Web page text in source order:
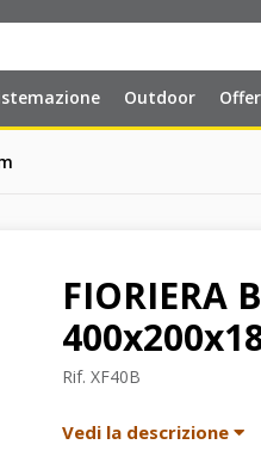
Outdoor
FIORIERA
Rif. XF40B
Vedi la descrizione